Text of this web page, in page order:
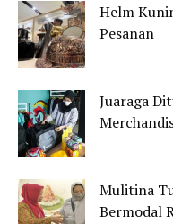
Helm
Pesanan
Juaraga
Mulitina
Bermodal